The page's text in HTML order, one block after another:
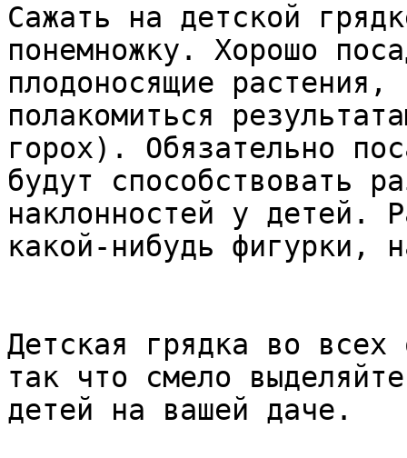
Сажать на детской
понемножку. Хорошо
плодоносящие
полакомиться
горох). Обязательно
будут способствовать
наклонностей у детей.
какой-нибудь
Детская грядка во всех
так что смело
детей на вашей даче.